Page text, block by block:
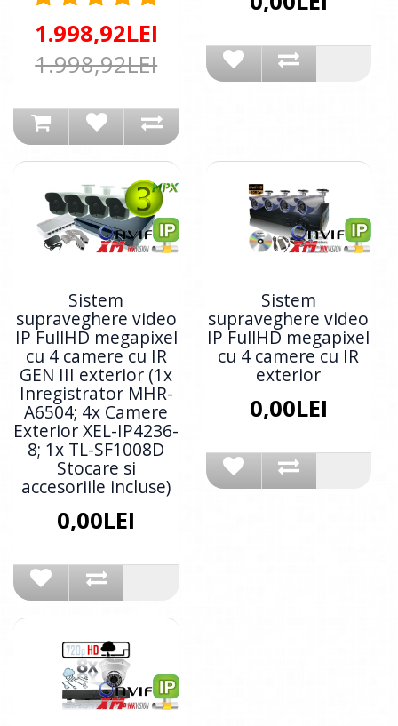
1.998,92LEI
1.998,92LEI
Sistem
supraveghere video
IP FullHD megapixel
cu 4 camere cu IR
GEN III exterior (1x
Inregistrator MHR-
A6504; 4x Camere
Exterior XEL-IP4236-
8; 1x TL-SF1008D
Stocare si
accesoriile incluse)
0,00LEI
Sistem
supraveghere video
IP FullHD megapixel
cu 4 camere cu IR
exterior
0,00LEI